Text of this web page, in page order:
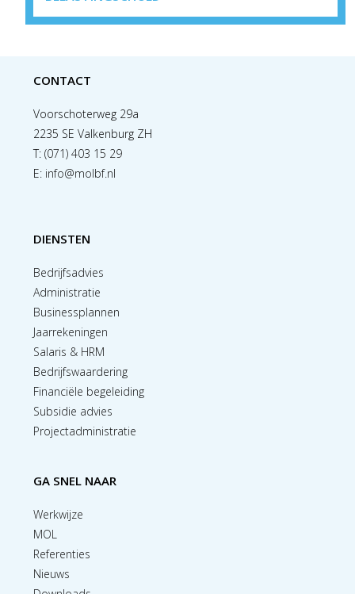
CONTACT
Voorschoterweg 29a
2235 SE Valkenburg ZH
T:(071) 403 15 29
E: info@molbf.nl
DIENSTEN
Bedrijfsadvies
Administratie
Businessplannen
Jaarrekeningen
Salaris & HRM
Bedrijfswaardering
Financiële begeleiding
Subsidie advies
Projectadministratie
GA SNEL NAAR
Werkwijze
MOL
Referenties
Nieuws